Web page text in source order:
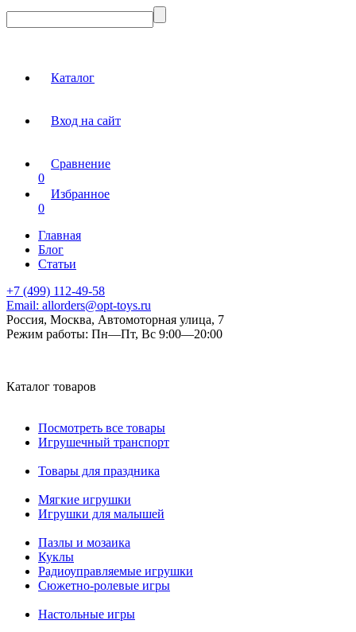
Каталог
Вход на сайт
Сравнение
0
Избранное
0
Главная
Блог
Статьи
+7 (499) 112-49-58
Email: allorders@opt-toys.ru
Россия, Москва, Автомоторная улица, 7
Режим работы: Пн—Пт, Вс 9:00—20:00
Каталог товаров
Посмотреть все товары
Игрушечный транспорт
Товары для праздника
Мягкие игрушки
Игрушки для малышей
Пазлы и мозаика
Куклы
Радиоуправляемые игрушки
Сюжетно-ролевые игры
Настольные игры